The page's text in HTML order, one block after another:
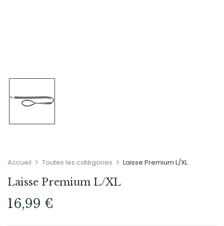
Accueil Toutes les catégories Laisse Premium L/XL
Laisse Premium L/XL
16,99 €